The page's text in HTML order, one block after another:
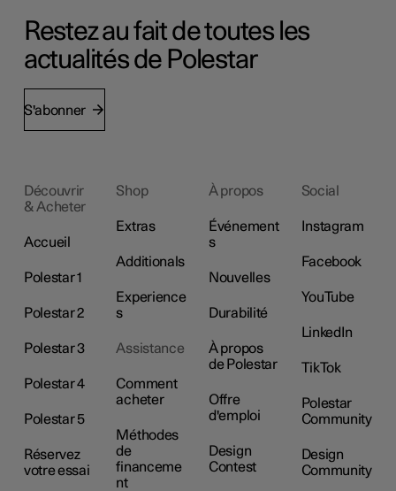
Restez au fait de toutes les
actualités de Polestar
S'abonner
Découvrir
& Acheter
Accueil
Polestar 1
Polestar 2
Polestar 3
Polestar 4
Polestar 5
Réservez
votre essai
Shop
Extras
Additionals
Experience
s
Assistance
Comment
acheter
Méthodes
de
financeme
nt
À propos
Événement
s
Nouvelles
Durabilité
À propos
de Polestar
Offre
d'emploi
Design
Contest
Social
Instagram
Facebook
YouTube
LinkedIn
TikTok
Polestar
Community
Design
Community